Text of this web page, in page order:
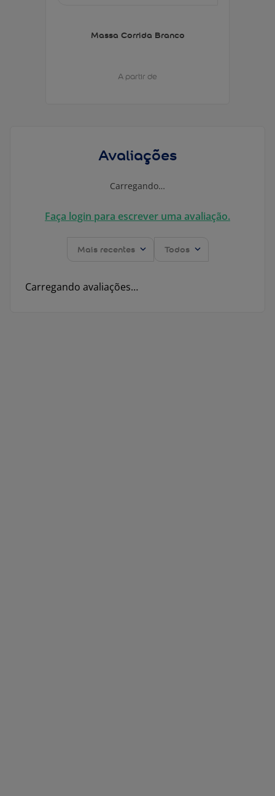
Massa Corrida Branco
A partir de
Avaliações
Carregando…
Faça login para escrever uma avaliação.
Mais recentes Todos
Carregando avaliações…